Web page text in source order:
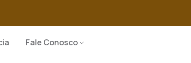
Fale Conosco